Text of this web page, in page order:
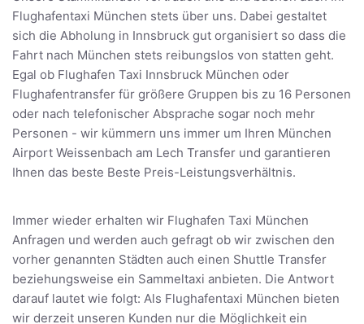
Flughafentaxi München stets über uns. Dabei gestaltet
sich die Abholung in Innsbruck gut organisiert so dass die
Fahrt nach München stets reibungslos von statten geht.
Egal ob Flughafen Taxi Innsbruck München oder
Flughafentransfer für größere Gruppen bis zu 16 Personen
oder nach telefonischer Absprache sogar noch mehr
Personen - wir kümmern uns immer um Ihren München
Airport Weissenbach am Lech Transfer und garantieren
Ihnen das beste Beste Preis-Leistungsverhältnis.
Immer wieder erhalten wir Flughafen Taxi München
Anfragen und werden auch gefragt ob wir zwischen den
vorher genannten Städten auch einen Shuttle Transfer
beziehungsweise ein Sammeltaxi anbieten. Die Antwort
darauf lautet wie folgt: Als Flughafentaxi München bieten
wir derzeit unseren Kunden nur die Möglichkeit ein